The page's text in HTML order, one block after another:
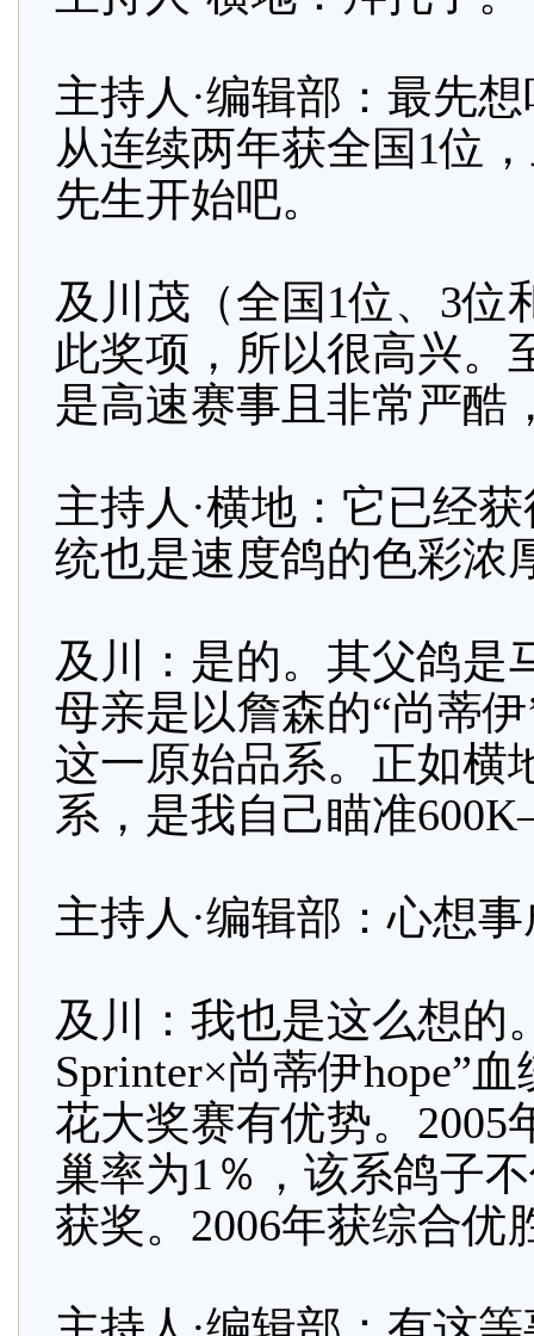
主持人·编辑部：最先
从连续两年获全国1位
先生开始吧。
及川茂（全国1位、3位
此奖项，所以很高兴。
是高速赛事且非常严酷
主持人·横地：它已经
统也是速度鸽的色彩浓
及川：是的。其父鸽是
母亲是以詹森的“尚蒂
这一原始品系。正如横
系，是我自己瞄准
主持人·编辑部：心想
及川：我也是这么想的
Sprinter×尚蒂伊hope”
花大奖赛有优势。2005
巢率为1％，该系鸽子
获奖。2006年获综合优